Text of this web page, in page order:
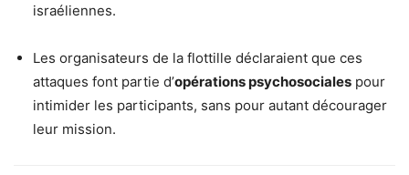
israéliennes.
Les organisateurs de la flottille déclaraient que ces
attaques font partie d’opérations psychosociales pour
intimider les participants, sans pour autant décourager
leur mission.